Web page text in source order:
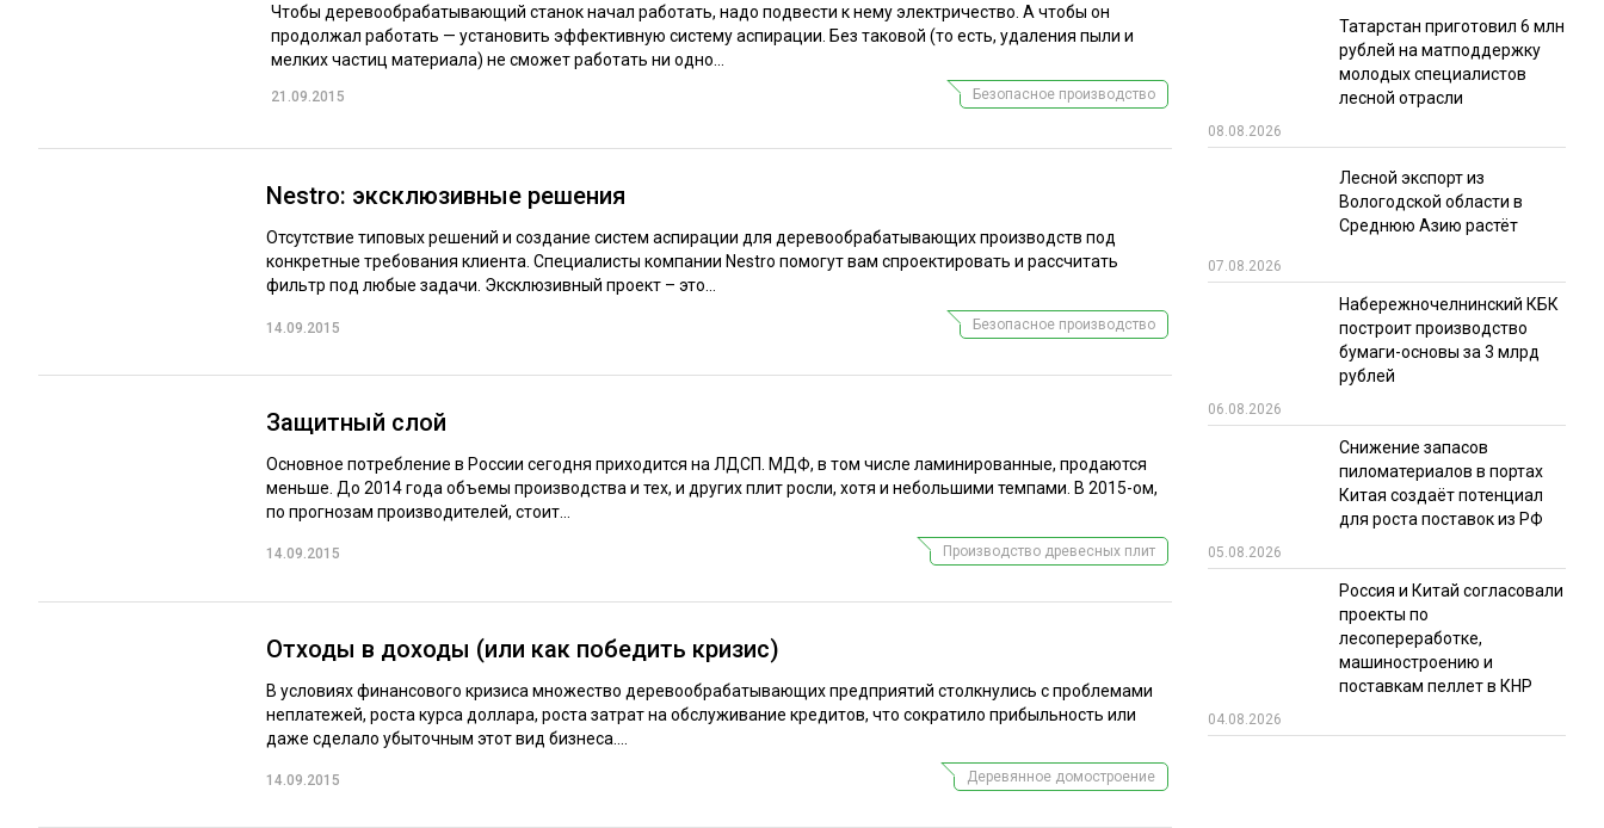
Чтобы деревообрабатывающий станок начал работать, надо подвести к нему электричество. А чтобы он
продолжал работать — установить эффективную систему аспирации. Без таковой (то есть, удаления пыли и
мелких частиц материала) не сможет работать ни одно...
21.09.2015 Безопасное производство
Nestro: эксклюзивные решения
Отсутствие типовых решений и создание систем аспирации для деревообрабатывающих производств под
конкретные требования клиента. Специалисты компании Nestro помогут вам спроектировать и рассчитать
фильтр под любые задачи. Эксклюзивный проект – это...
14.09.2015 Безопасное производство
Защитный слой
Основное потребление в России сегодня приходится на ЛДСП. МДФ, в том числе ламинированные, продаются
меньше. До 2014 года объемы производства и тех, и других плит росли, хотя и небольшими темпами. В 2015-ом,
по прогнозам производителей, стоит...
14.09.2015 Производство древесных плит
Отходы в доходы (или как победить кризис)
В условиях финансового кризиса множество деревообрабатывающих предприятий столкнулись с проблемами
неплатежей, роста курса доллара, роста затрат на обслуживание кредитов, что сократило прибыльность или
даже сделало убыточным этот вид бизнеса....
14.09.2015 Деревянное домостроение
Татарстан приготовил 6 млн
рублей на матподдержку
молодых специалистов
лесной отрасли
08.08.2026
Лесной экспорт из
Вологодской области в
Среднюю Азию растёт
07.08.2026
Набережночелнинский КБК
построит производство
бумаги-основы за 3 млрд
рублей
06.08.2026
Снижение запасов
пиломатериалов в портах
Китая создаёт потенциал
для роста поставок из РФ
05.08.2026
Россия и Китай согласовали
проекты по
лесопереработке,
машиностроению и
поставкам пеллет в КНР
04.08.2026